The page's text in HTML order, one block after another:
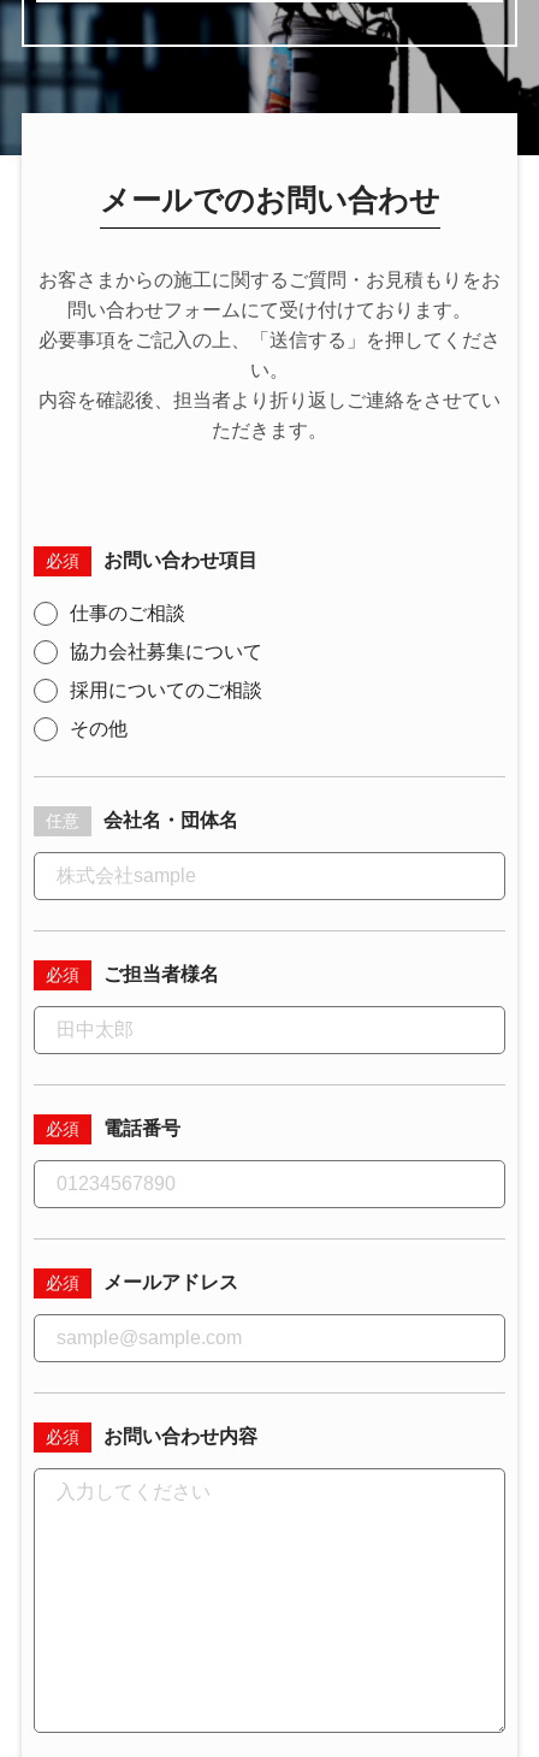
メールでのお問い合わせ
お客さまからの施工に関するご質問・お見積もりをお
問い合わせフォームにて受け付けております。
必要事項をご記入の上、「送信する」を押してくださ
い。
内容を確認後、担当者より折り返しご連絡をさせてい
ただきます。
必須 お問い合わせ項目
仕事のご相談
協力会社募集について
採用についてのご相談
その他
任意 会社名・団体名
必須 ご担当者様名
必須 電話番号
必須 メールアドレス
必須 お問い合わせ内容